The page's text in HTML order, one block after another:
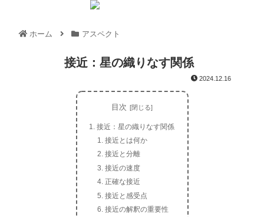
ホーム アスペクト
接近：星の織りなす関係
2024.12.16
目次
接近：星の織りなす関係
接近とは何か
接近と分離
接近の速度
正確な接近
接近と感受点
接近の解釈の重要性